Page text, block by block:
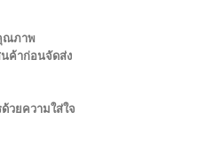
ณภาพ
นค้าก่อนจัดส่ง
วยความใส่ใจ